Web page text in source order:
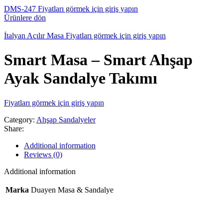
DMS-247 Fiyatları görmek için giriş yapın
Ürünlere dön
İtalyan Açılır Masa Fiyatları görmek için giriş yapın
Smart Masa – Smart Ahşap
Ayak Sandalye Takımı
Fiyatları görmek için giriş yapın
Category: Ahşap Sandalyeler
Share:
Additional information
Reviews (0)
Additional information
Marka Duayen Masa & Sandalye